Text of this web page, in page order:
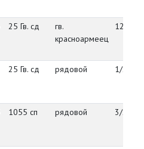
25 Гв. сд
гв.
красноармеец
12/30/
25 Гв. сд рядовой 1/20/45
1055 сп рядовой 3/22/45